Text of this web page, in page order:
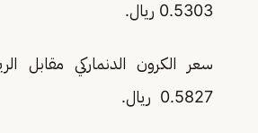
0.5303 ريال.
سعر الكرون الدنماركي مقابل
0.5827 ريال.